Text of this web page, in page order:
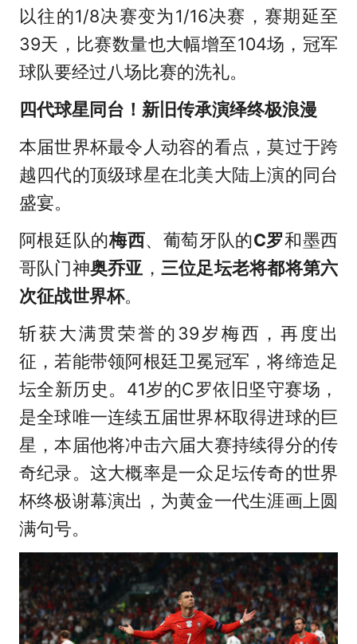
以往的1/8决赛变为1/16决赛，赛期延至
39天，比赛数量也大幅增至104场，冠军
球队要经过八场比赛的洗礼。
四代球星同台！新旧传承演绎终极浪漫
本届世界杯最令人动容的看点，莫过于跨
越四代的顶级球星在北美大陆上演的同台
盛宴。
阿根廷队的梅西、葡萄牙队的C罗和墨西
哥队门神奥乔亚 ， 三位足坛老将都将第六
次征战世界杯。
斩获大满贯荣誉的39岁梅西，再度出
征，若能带领阿根廷卫冕冠军，将缔造足
坛全新历史。41岁的C罗依旧坚守赛场，
是全球唯一连续五届世界杯取得进球的巨
星，本届他将冲击六届大赛持续得分的传
奇纪录。这大概率是一众足坛传奇的世界
杯终极谢幕演出，为黄金一代生涯画上圆
满句号。